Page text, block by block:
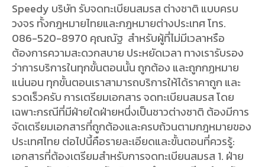
Speedy บริษัท รับจดทะเบียนสมรส ต่างชาติ แบบครบ
วงจร ทั้งกฎหมายไทยและกฎหมายต่างประเทศ โทร.
086-520-8970 คุณณัฐ สำหรับผู้ที่ไม่มีเวลาหรือ
ต้องการความสะดวกสบาย ประหยัดเวลา ทางเรารับรอง
ว่าการบริการในทุกขั้นตอนนั้น ถูกต้อง และถูกกฏหมาย
แน่นอน ทุกขั้นตอนเราสามารถบริการให้ได้ราคาถูก และ
รวดเร็วครับ การเตรียมเอกสาร จดทะเบียนสมรส โดย
เฉพาะกรณีที่มีฝ่ายใดฝ่ายหนึ่งเป็นชาวต่างชาติ ต้องมีการ
จัดเตรียมเอกสารที่ถูกต้องและครบถ้วนตามกฎหมายของ
ประเทศไทย ต่อไปนี้คือรายละเอียดและขั้นตอนที่ควรรู้:
เอกสารที่ต้องเตรียมสำหรับการจดทะเบียนสมรส 1. ฝ่าย